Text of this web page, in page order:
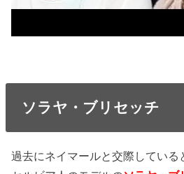
ソラヤ・ブリセッチ
過去にネイマールと交際している